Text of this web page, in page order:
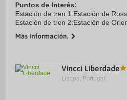
Puntos de Interés:
Estación de tren 1:Estación de
Estación de tren 2:Estación de
Centro Ciudad:Ubicado en el centro
Más información.
Vincci Liberdade
Lisboa, Portugal.